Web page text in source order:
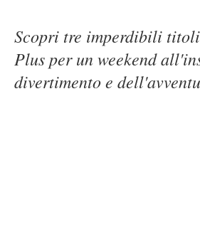
Scopri tre imperdibili
Plus per un weekend
divertimento e